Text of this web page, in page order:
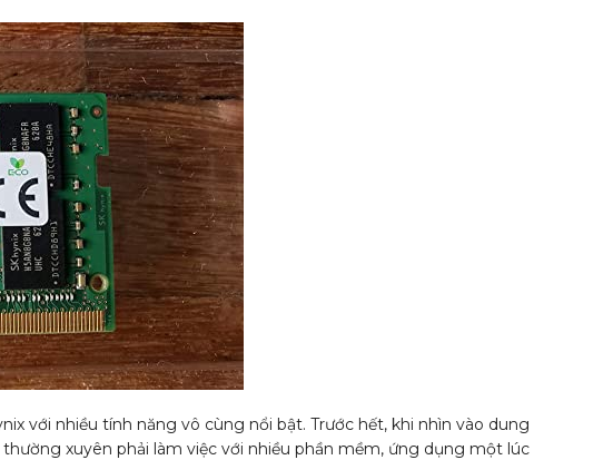
với nhiều tính năng vô cùng nổi bật. Trước hết, khi nhìn vào dung
xuyên phải làm việc với nhiều phần mềm, ứng dụng một lúc